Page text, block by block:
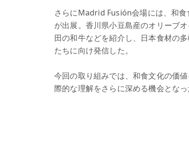
さらにMadrid Fusión会場には、和食
が出展。香川県小豆島産のオリーブ
田の和牛などを紹介し、日本食材の
たちに向け発信した。
今回の取り組みでは、和食文化の価
際的な理解をさらに深める機会となっ